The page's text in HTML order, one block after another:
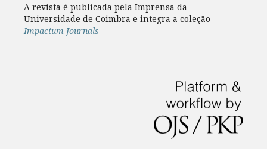
A revista é publicada pela Imprensa da
Universidade de Coimbra e integra a coleção
Impactum Journals